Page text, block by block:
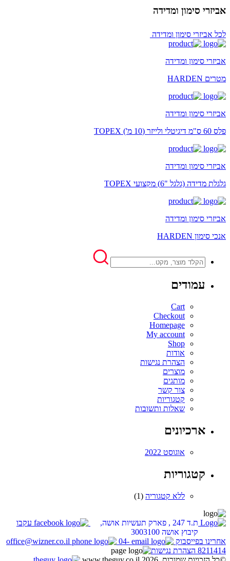
אביזרי סימון ומדידה
לכל אביזרי סימון ומדידה
אביזרי סימון ומדידה
מטרים HARDEN
אביזרי סימון ומדידה
פלס 60 ס"מ דיגיטלי ולייזר (10 מ') TOPEX
אביזרי סימון ומדידה
גלגלת מדידה (גלגל "6) מקצועי TOPEX
אביזרי סימון ומדידה
אנכי סימון HARDEN
עמודים
Cart
Checkout
Homepage
My account
Shop
אודות
הצהרת נגישות
מוצרים
מותגים
צור קשר
קטגוריות
שאלות ותשובות
ארכיונים
אוגוסט 2022
קטגוריות
ללא קטגוריה (1)
ת.ד 247 , פארק תעשיות אושה,
קיבוץ אושה 3003100
עקבו
אחרינו בפייסבוק office@wizner.co.il
04-
8211414 הצהרת נגישות